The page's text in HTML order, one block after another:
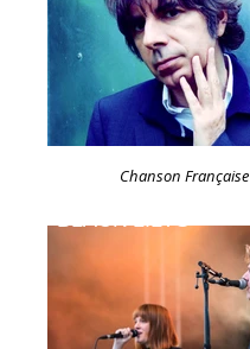
Chanson Française
BLACK LILYS